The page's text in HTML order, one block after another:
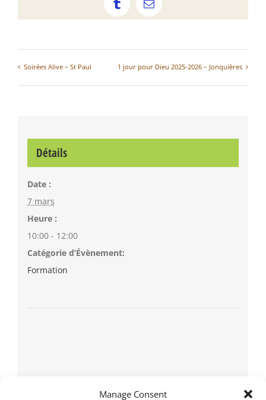
Manage Consent
TumblrEmail
Soirées Alive – St Paul 1 jour pour Dieu 2025-2026 – Jonquières
Détails
Date :
7 mars
Heure :
10:00 - 12:00
Catégorie d’Évènement:
Formation